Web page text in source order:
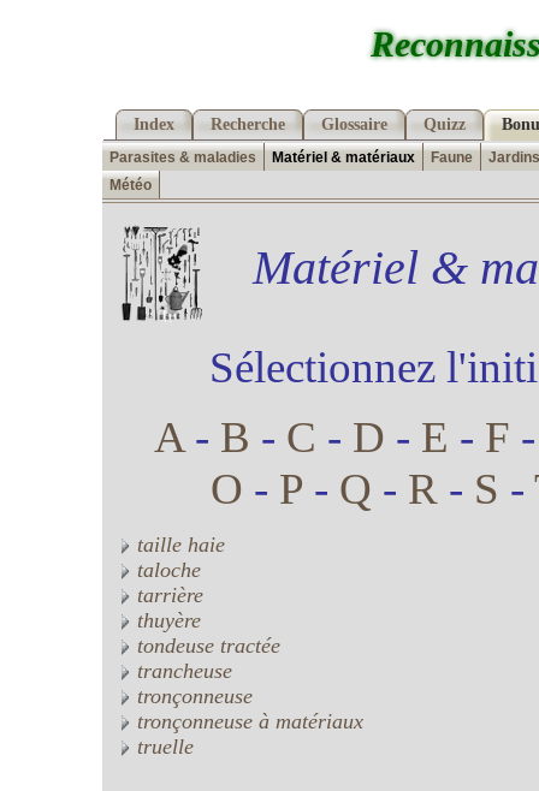
Index Recherche Glossaire Quizz
Parasites & maladies Matériel & matériaux Faune
Jardins
Météo
Matériel &
Sélectionnez
A- B - C - D - E - F
O - P - Q - R - S -
taille haie
taloche
tarrière
thuyère
tondeuse tractée
trancheuse
tronçonneuse
tronçonneuse à matériaux
truelle